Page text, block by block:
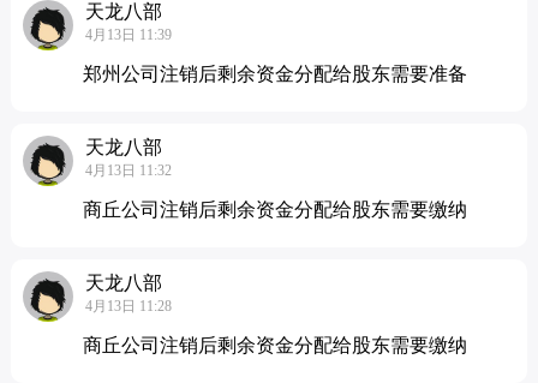
天龙八部
4月13日 11:39
郑州公司注销后剩余资金分配给股东需要准备
天龙八部
4月13日 11:32
商丘公司注销后剩余资金分配给股东需要缴纳
天龙八部
4月13日 11:28
商丘公司注销后剩余资金分配给股东需要缴纳